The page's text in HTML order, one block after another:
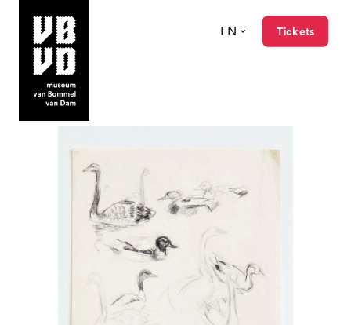
museum van Bommel van Dam
EN Tickets